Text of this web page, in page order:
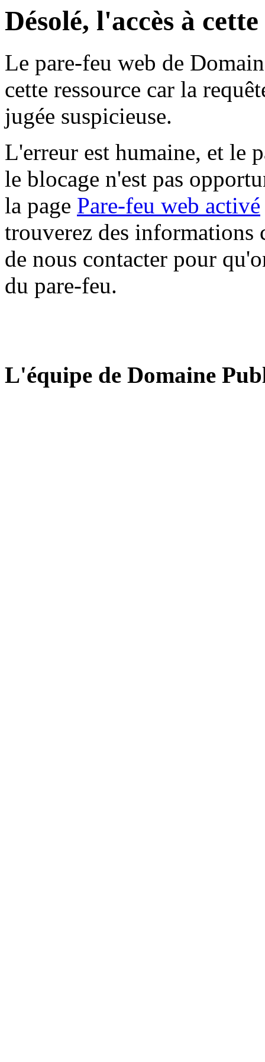
Désolé, l'accès à
Le pare-feu web de
cette ressource car la
jugée suspicieuse.
L'erreur est humaine, et le
le blocage n'est pas
la page Pare-feu web activé
trouverez des informations
de nous contacter pour
du pare-feu.
L'équipe de Domaine